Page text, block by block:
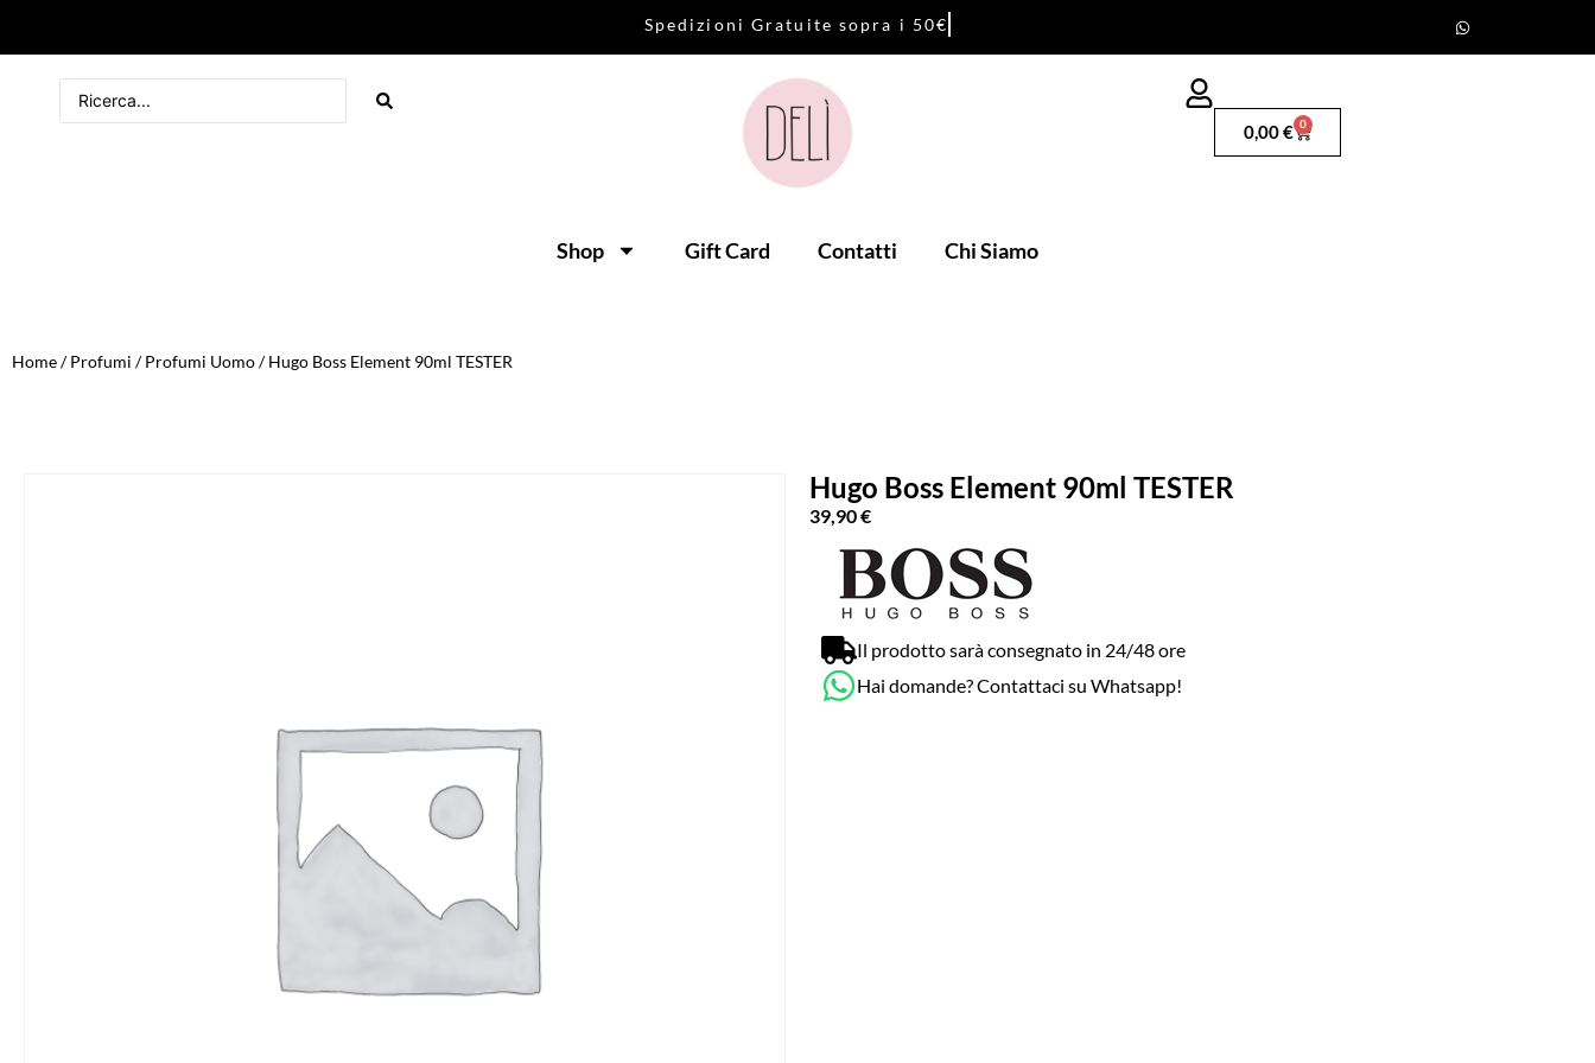
Sped izi on i Gratu ite sopra i 50€
0,00€ 0
Shop Gift Card Contatti Chi Siamo
Home/Profumi /Profumi Uomo/ Hugo Boss Element 90ml TESTER
Hugo Boss Element 90ml TESTER
39,90€
Il prodotto sarà consegnato in 24/48 ore
Hai domande? Contattaci su Whatsapp!